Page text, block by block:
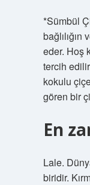
*Sümbül
bağlılığın
eder. Hoş
tercih
kokulu
gören bir
En
Lale.
biridir.